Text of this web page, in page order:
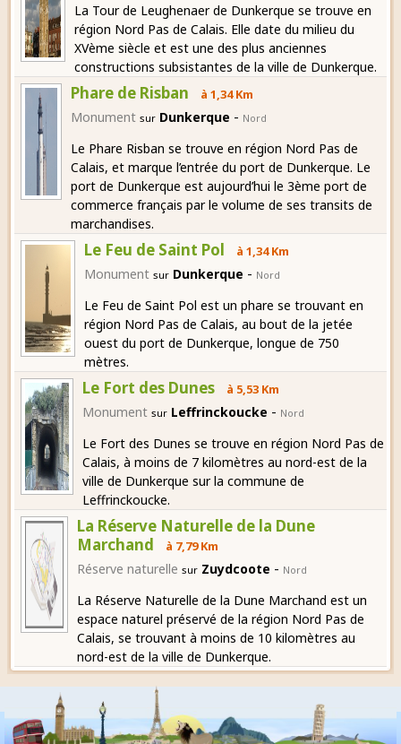
La Tour de Leughenaer de Dunkerque se trouve en
région Nord Pas de Calais. Elle date du milieu du
XVème siècle et est une des plus anciennes
constructions subsistantes de la ville de Dunkerque.
Phare de Risban à 1,34 Km
Monument sur Dunkerque - Nord
Le Phare Risban se trouve en région Nord Pas de
Calais, et marque l’entrée du port de Dunkerque. Le
port de Dunkerque est aujourd’hui le 3ème port de
commerce français par le volume de ses transits de
marchandises.
Le Feu de Saint Pol à 1,34 Km
Monument sur Dunkerque - Nord
Le Feu de Saint Pol est un phare se trouvant en
région Nord Pas de Calais, au bout de la jetée
ouest du port de Dunkerque, longue de 750
mètres.
Le Fort des Dunes à 5,53 Km
Monument sur Leffrinckoucke - Nord
Le Fort des Dunes se trouve en région Nord Pas de
Calais, à moins de 7 kilomètres au nord-est de la
ville de Dunkerque sur la commune de
Leffrinckoucke.
La Réserve Naturelle de la Dune
Marchand
à 7,79 Km
Réserve naturelle sur Zuydcoote - Nord
La Réserve Naturelle de la Dune Marchand est un
espace naturel préservé de la région Nord Pas de
Calais, se trouvant à moins de 10 kilomètres au
nord-est de la ville de Dunkerque.